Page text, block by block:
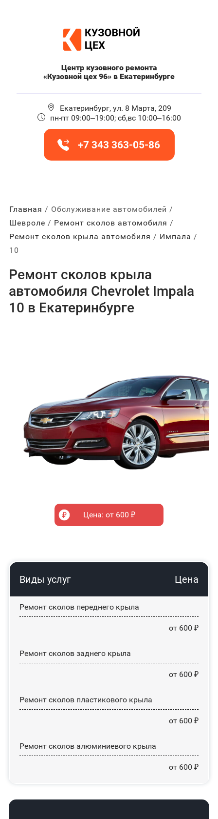
Центр кузовного ремонта
«Кузовной цех 96» в Екатеринбурге
Екатеринбург, ул. 8 Марта, 209
пн-пт 09:00–19:00; сб,вс 10:00–16:00
+7 343 363-05-86
Главная
Обслуживание автомобилей
Шевроле
Ремонт сколов автомобиля
Ремонт сколов крыла автомобиля
Импала
10
Ремонт сколов крыла
автомобиля Chevrolet Impala
10 в Екатеринбурге
Цена: от 600 ₽
Виды услуг Цена
Ремонт сколов переднего крыла
от 600 ₽
Ремонт сколов заднего крыла
от 600 ₽
Ремонт сколов пластикового крыла
от 600 ₽
Ремонт сколов алюминиевого крыла
от 600 ₽